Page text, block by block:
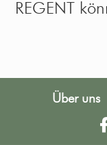
REGENT
Über uns